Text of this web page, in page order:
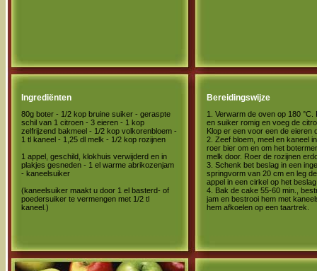
Ingrediënten
80g boter - 1/2 kop bruine suiker - geraspte
schil van 1 citroen - 3 eieren - 1 kop
zelfrijzend bakmeel - 1/2 kop volkorenbloem -
1 tl kaneel - 1,25 dl melk - 1/2 kop rozijnen
1 appel, geschild, klokhuis verwijderd en in
plakjes gesneden - 1 el warme abrikozenjam
- kaneelsuiker
(kaneelsuiker maakt u door 1 el basterd- of
poedersuiker te vermengen met 1/2 tl
kaneel.)
Bereidingswijze
1. Verwarm de oven op 180 °C.
en suiker romig en voeg de
Klop er een voor een de eieren
2. Zeef bloem, meel en kaneel
roer bier om en om het
melk door. Roer de rozijnen
3. Schenk bet beslag in een
springvorm van 20 cm en leg
appel in een cirkel op het
4. Bak de cake 55-60 min.,
jam en bestrooi hem met
hem afkoelen op een taartrek.